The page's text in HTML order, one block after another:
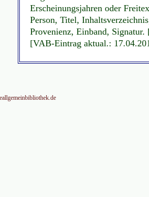
Erscheinungsjahren oder
Person, Titel,
Provenienz, Einband,
[VAB-Eintrag aktual.: